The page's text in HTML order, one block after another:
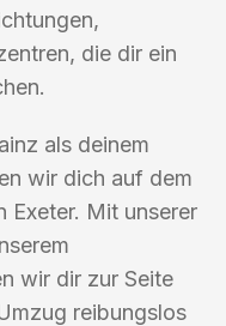
die dir ein
als deinem
wir dich auf dem
Exeter. Mit unserer
wir dir zur Seite
reibungslos